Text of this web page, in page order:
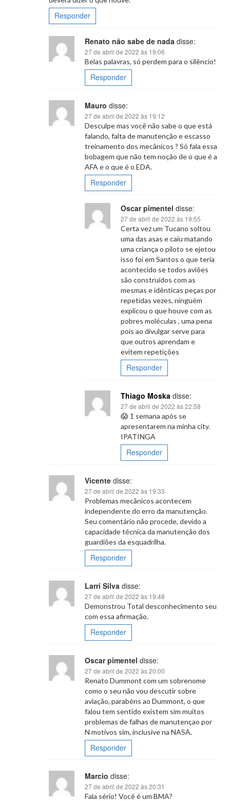
Responder
Renato não sabe de nada disse:
27 de abril de 2022 às 19:06
Belas palavras, só perdem para o silêncio!
Responder
Mauro disse:
27 de abril de 2022 às 19:12
Desculpe mas você não sabe o que está
falando, falta de manutenção e escasso
treinamento dos mecânicos ? Só fala essa
bobagem que não tem noção de o que é a
AFA e o que é o EDA.
Responder
Oscar pimentel disse:
27 de abril de 2022 às 19:55
Certa vez um Tucano soltou
uma das asas e caiu matando
uma criança o piloto se ejetou
isso foi em Santos o que teria
acontecido se todos aviões
são construídos com as
mesmas e idênticas peças por
repetidas vezes, ninguém
explicou o que houve com as
pobres moléculas , uma pena
pois ao divulgar serve para
que outros aprendam e
evitem repetições
Responder
Thiago Moska disse:
27 de abril de 2022 às 22:58
😱 1 semana após se
apresentarem na minha city.
IPATINGA
Responder
Vicente disse:
27 de abril de 2022 às 19:33
Problemas mecânicos acontecem
independente do erro da manutenção.
Seu comentário não procede, devido a
capacidade técnica da manutenção dos
guardiões da esquadrilha.
Responder
Larri Silva disse:
27 de abril de 2022 às 19:48
Demonstrou Total desconhecimento seu
com essa afirmação.
Responder
Oscar pimentel disse:
27 de abril de 2022 às 20:00
Renato Dummont com um sobrenome
como o seu não vou descutir sobre
aviação, parabéns ao Dummont, o que
falou tem sentido existem sim muitos
problemas de falhas de manutençao por
N motivos sim, inclusive na NASA.
Responder
Marcio disse:
27 de abril de 2022 às 20:31
Fala sério! Você é um BMA?